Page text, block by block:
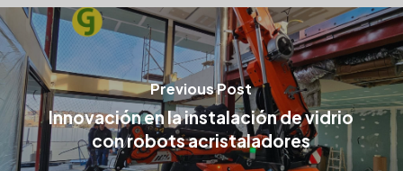
Previous Post
Innovación en la instalación de vidrio
con robots acristaladores